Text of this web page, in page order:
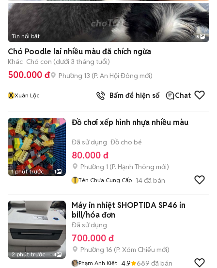
+2
Tin nổi bật 6
Chó Poodle lai nhiều màu đã chích ngừa
Khác Chó con (dưới 3 tháng tuổi)
500.000 đ Phường 13 (P. An Hội Đông mới)
XXuân Lộc Bấm để hiện số Chat
1 phút trước 1
Đồ chơi xếp hình nhựa nhiều màu
Đã sử dụng Đồ cho bé
80.000 đ
Phường 1 (P. Hạnh Thông mới)
T Tên Chưa Cung Cấp 14đã bán
2 phút trước 4
Máy in nhiệt SHOPTIDA SP46 in
bill/hóa đơn
Đã sử dụng
700.000 đ
Phường 16 (P. Xóm Chiếu mới)
Phạm Anh Kiệt 4.9 689 đã bán